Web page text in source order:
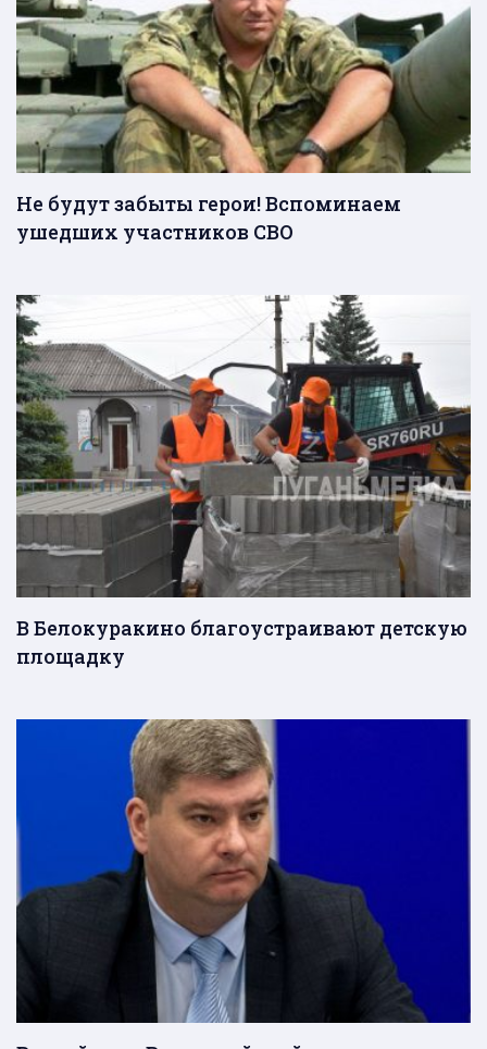
Не будут забыты герои! Вспоминаем
ушедших участников СВО
В Белокуракино благоустраивают детскую
площадку